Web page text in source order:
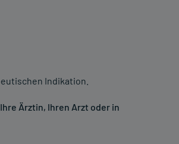
Indikation.
Ärztin, Ihren Arzt oder in